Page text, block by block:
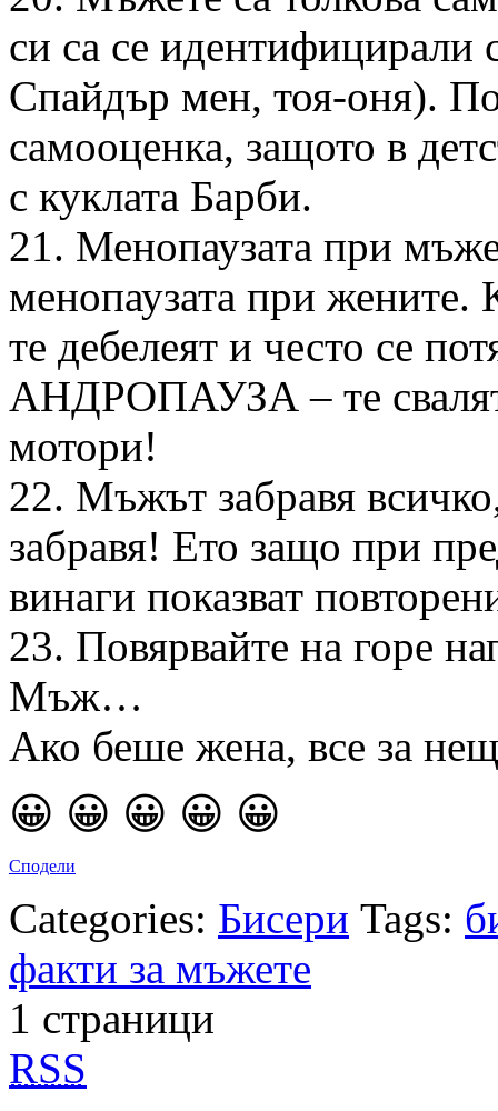
си са се идентифицирали
Спайдър мен, тоя-оня).
самооценка, защото в
с куклата Барби.
21. Менопаузата при
менопаузата при жените.
те дебелеят и често се
АНДРОПАУЗА – те свалят
мотори!
22. Мъжът забравя
забравя! Ето защо при
винаги показват
23. Повярвайте на горе
Мъж…
Ако беше жена, все за
😀 😀 😀 😀 😀
Сподели
Categories: Бисери Tags:
факти за мъжете
1 страници
RSS